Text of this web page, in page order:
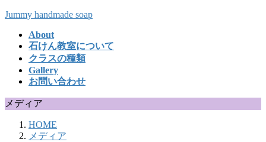
コ
キ
ナ
に
Jummy handmade soap
About
石けん教室について
クラスの種類
Gallery
お問い合わせ
メディア
HOME
メディア